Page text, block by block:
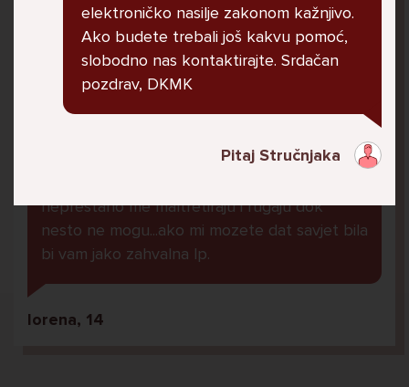
jednog razloga...naime u skoli imam jako puno
neprestano me maltretiraju i rugaju dok
nesto ne mogu...ako mi mozete dat savjet bila
bi vam jako zahvalna lp.
lorena, 14
elektroničko nasilje zakonom kažnjivo.
Ako budete trebali još kakvu pomoć,
slobodno nas kontaktirajte. Srdačan
pozdrav, DKMK
Pitaj Stručnjaka